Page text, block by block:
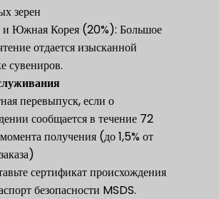
зерен
Южная Корея (20%): Большое
отдается изысканной
сувениров.
перевыпуск, если о
сообщается в течение 72
получения (до 1,5% от
сертификат происхождения
безопасности MSDS.